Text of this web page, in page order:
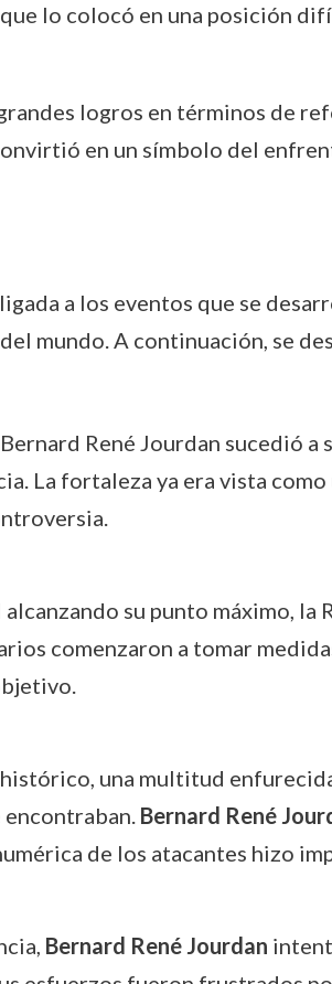
lo colocó en una posición
logros en términos de
en un símbolo del
a los eventos que se
mundo. A continuación, se
René Jourdan sucedió
La fortaleza ya era vista
su punto máximo, la
comenzaron a tomar
histórico, una multitud
Bernard René
de los atacantes hizo
Bernard René Jourdan